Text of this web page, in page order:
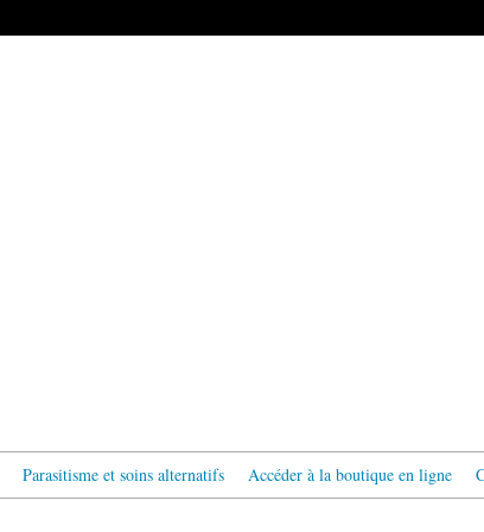
Parasitisme et soins alternatifs Accéder à la boutique en ligne